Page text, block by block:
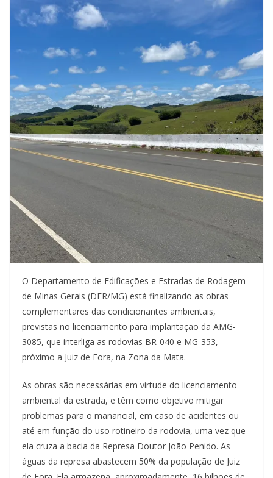
O Departamento de Edificações e Estradas de Rodagem
de Minas Gerais (DER/MG) está finalizando as obras
complementares das condicionantes ambientais,
previstas no licenciamento para implantação da AMG-
3085, que interliga as rodovias BR-040 e MG-353,
próximo a Juiz de Fora, na Zona da Mata.
As obras são necessárias em virtude do licenciamento
ambiental da estrada, e têm como objetivo mitigar
problemas para o manancial, em caso de acidentes ou
até em função do uso rotineiro da rodovia, uma vez que
ela cruza a bacia da Represa Doutor João Penido. As
águas da represa abastecem 50% da população de Juiz